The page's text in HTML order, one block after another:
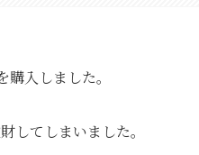
購入しました。
してしまいました。